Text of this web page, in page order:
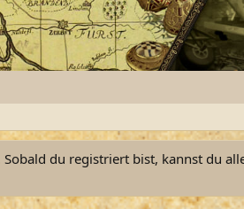
du registriert bist, kannst du